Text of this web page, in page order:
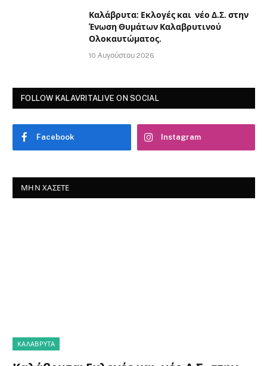
Καλάβρυτα: Εκλογές και νέο Δ.Σ. στην
Ένωση Θυμάτων Καλαβρυτινού
Ολοκαυτώματος.
10 Αυγούστου 2026
FOLLOW KALAVRITALIVE ON SOCIAL
Facebook Instagram
ΜΗΝ ΧΆΣΕΤΕ
ΚΑΛΆΒΡΥΤΑ